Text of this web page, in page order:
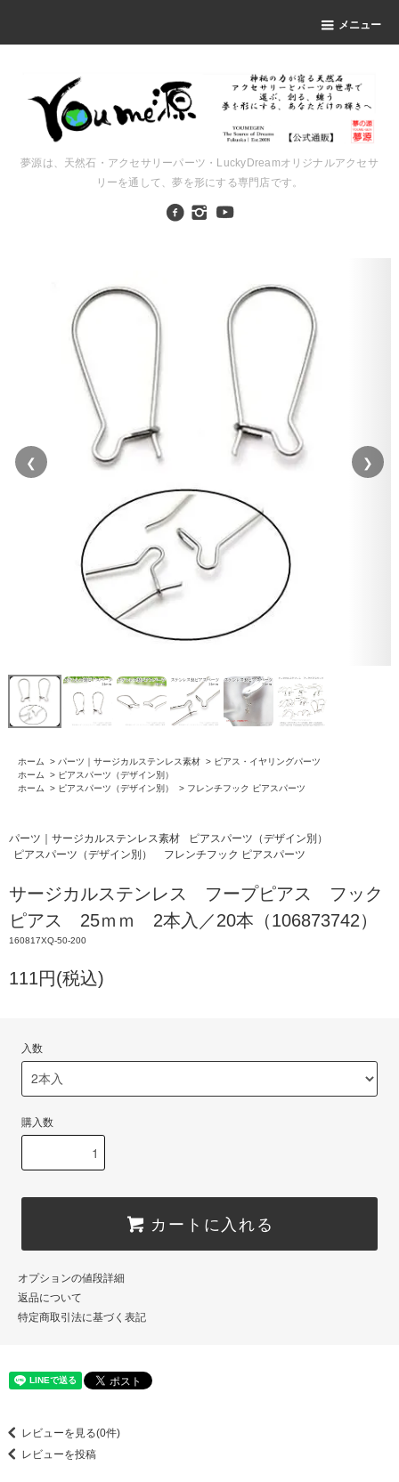
メニュー
夢源は、天然石・アクセサリーパーツ・LuckyDreamオリジナルアクセサ
リーを通して、夢を形にする専門店です。
❮ ❯
ホーム > パーツ｜サージカルステンレス素材 > ピアス・イヤリングパーツ
ホーム
> ピアスパーツ（デザイン別）
ホーム
> ピアスパーツ（デザイン別） > フレンチフック ピアスパーツ
パーツ｜サージカルステンレス素材
ピアスパーツ（デザイン別）
ピアスパーツ（デザイン別）
フレンチフック ピアスパーツ
サージカルステンレス フープピアス フック
ピアス 25ｍｍ 2本入／20本（106873742）
160817XQ-50-200
111円(税込)
入数
購入数
カートに入れる
オプションの値段詳細
返品について
特定商取引法に基づく表記
レビューを見る(0件)
レビューを投稿